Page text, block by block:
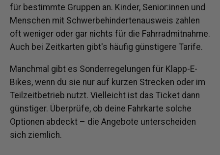
für bestimmte Gruppen an. Kinder, Senior:innen und
Menschen mit Schwerbehindertenausweis zahlen
oft weniger oder gar nichts für die Fahrradmitnahme.
Auch bei Zeitkarten gibt's häufig günstigere Tarife.
Manchmal gibt es Sonderregelungen für Klapp-E-
Bikes, wenn du sie nur auf kurzen Strecken oder im
Teilzeitbetrieb nutzt. Vielleicht ist das Ticket dann
günstiger. Überprüfe, ob deine Fahrkarte solche
Optionen abdeckt – die Angebote unterscheiden
sich ziemlich.